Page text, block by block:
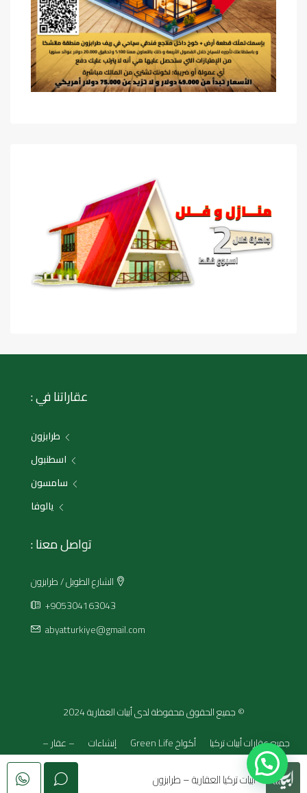
عقاراتنا في :
طرابزون
اسطنبول
سامسون
يالوفا
تواصل معنا :
الشارع الطويل / طرابزون
+905304163043
abyatturkiye@gmail.com
© جميع الحقوق محفوظة لدى أبيات العقارية 2024
جميع عقارات أبيات تركيا
أكواخ Green Life إنشاءات
– عقار –
أخرى
أبيات تركيا العقارية – طرابزون